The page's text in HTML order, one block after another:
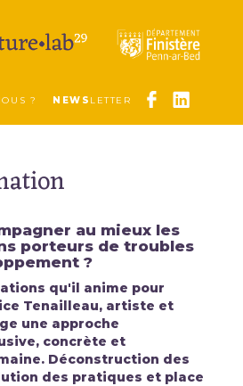
NEWS LETTER
?
au mieux les
porteurs de troubles
?
qu'il anime pour
Tenailleau, artiste et
une approche
concrète et
Déconstruction des
des pratiques et place